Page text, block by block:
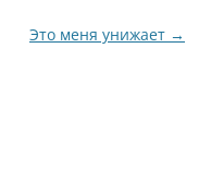
Это меня унижает →